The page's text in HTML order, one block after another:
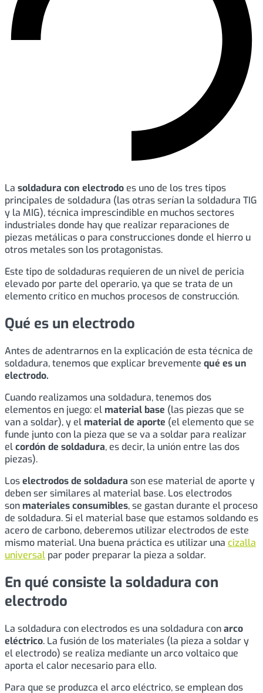
La soldadura con electrodoes uno de los tres tipos
principales de soldadura (las otras serían la soldadura TIG
y la MIG), técnica imprescindible en muchos sectores
industriales donde hay que realizar reparaciones de
piezas metálicas o para construcciones donde el hierro u
otros metales son los protagonistas.
Este tipo de soldaduras requieren de un nivel de pericia
elevado por parte del operario, ya que se trata de un
elemento crítico en muchos procesos de construcción.
Qué es un electrodo
Antes de adentrarnos en la explicación de esta técnica de
soldadura, tenemos que explicar brevemente qué es un
electrodo.
Cuando realizamos una soldadura, tenemos dos
elementos en juego: el material base (las piezas que se
van a soldar), y el material de aporte (el elemento que se
funde junto con la pieza que se va a soldar para realizar
elcordón de soldadura, es decir, la unión entre las dos
piezas).
Loselectrodos de soldadura son ese material de aporte y
deben ser similares al material base. Los electrodos
son materiales consumibles, se gastan durante el proceso
de soldadura. Si el material base que estamos soldando es
acero de carbono, deberemos utilizar electrodos de este
mismo material. Una buena práctica es utilizar una cizalla
universal par poder preparar la pieza a soldar.
En qué consiste la soldadura con
electrodo
La soldadura con electrodos es una soldadura conarco
eléctrico. La fusión de los materiales (la pieza a soldar y
el electrodo) se realiza mediante un arco voltaico que
aporta el calor necesario para ello.
Para que se produzca el arco eléctrico, se emplean dos